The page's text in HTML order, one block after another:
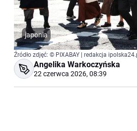
japonia
Źródło zdjęć: © PIXABAY | redakcja
Angelika Warkoczyńska
22 czerwca 2026, 08:39